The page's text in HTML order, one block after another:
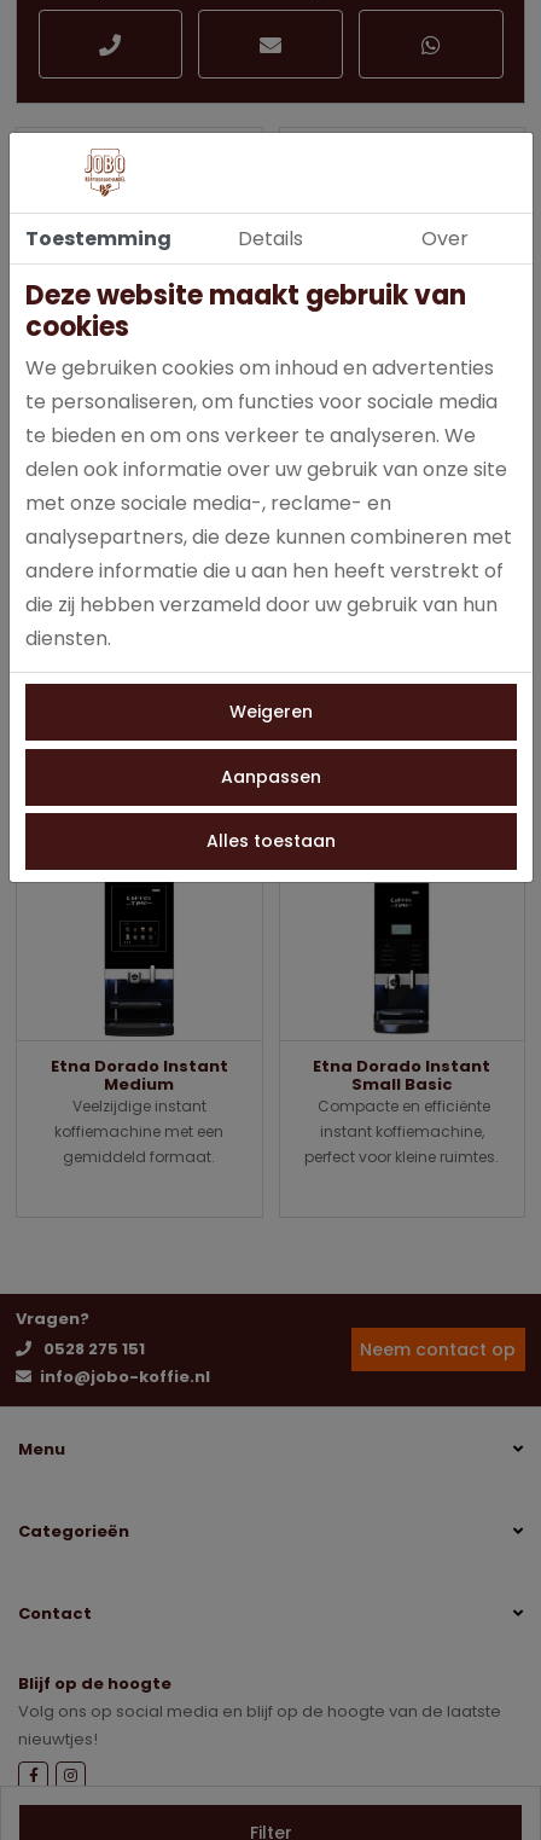
Filter
Etna Dorado Espresso
Medium - Smart Touc...
Kwaliteit espressomachine
met een middelgroot
formaat en touchscreen.
Etna Dorado Fresh Brew
Ruime koffiemachine zonder
Etna Dorado Instant
Compacte instant
Etna Dorado Instant
Ruime instant koffiemachine
met geavanceerde
Etna Dorado Instant
Medium
Veelzijdige instant
koffiemachine met een
gemiddeld formaat.
Etna Dorado Instant
Small Basic
Compacte en efficiënte
instant koffiemachine,
perfect voor kleine ruimtes.
Vragen?
0528 275 151
info@jobo-koffie.nl
Neem contact op
Menu
Categorieën
Contact
Blijf op de hoogte
Volg ons op social media en blijf op de hoogte van de laatste
nieuwtjes!
Toestemming Details Over
Deze website maakt gebruik van
cookies
We gebruiken cookies om inhoud en advertenties
te personaliseren, om functies voor sociale media
te bieden en om ons verkeer te analyseren. We
delen ook informatie over uw gebruik van onze site
met onze sociale media-, reclame- en
analysepartners, die deze kunnen combineren met
andere informatie die u aan hen heeft verstrekt of
die zij hebben verzameld door uw gebruik van hun
diensten.
Weigeren
Aanpassen
Alles toestaan